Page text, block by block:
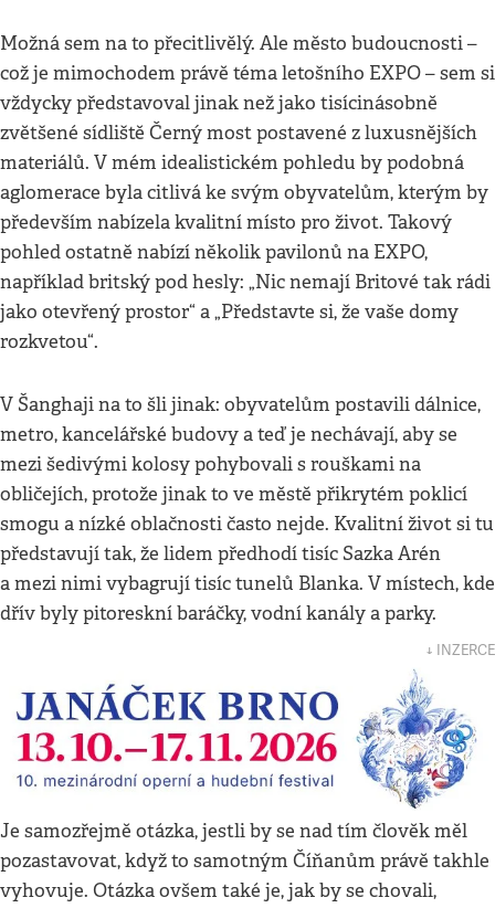
Možná sem na to přecitlivělý. Ale město budoucnosti –
což je mimochodem právě téma letošního EXPO – sem si
vždycky představoval jinak než jako tisícinásobně
zvětšené sídliště Černý most postavené z luxusnějších
materiálů. V mém idealistickém pohledu by podobná
aglomerace byla citlivá ke svým obyvatelům, kterým by
především nabízela kvalitní místo pro život. Takový
pohled ostatně nabízí několik pavilonů na EXPO,
například britský pod hesly: „Nic nemají Britové tak rádi
jako otevřený prostor“ a „Představte si, že vaše domy
rozkvetou“.
V Šanghaji na to šli jinak: obyvatelům postavili dálnice,
metro, kancelářské budovy a teď je nechávají, aby se
mezi šedivými kolosy pohybovali s rouškami na
obličejích, protože jinak to ve městě přikrytém poklicí
smogu a nízké oblačnosti často nejde. Kvalitní život si tu
představují tak, že lidem předhodí tisíc Sazka Arén
a mezi nimi vybagrují tisíc tunelů Blanka. V místech, kde
dřív byly pitoreskní baráčky, vodní kanály a parky.
↓ INZERCE
Je samozřejmě otázka, jestli by se nad tím člověk měl
pozastavovat, když to samotným Číňanům právě takhle
vyhovuje. Otázka ovšem také je, jak by se chovali,